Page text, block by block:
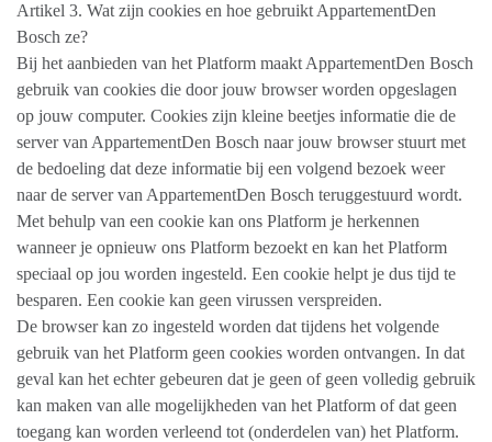
Artikel 3. Wat zijn cookies en hoe gebruikt AppartementDen
Bosch ze?
Bij het aanbieden van het Platform maakt AppartementDen Bosch
gebruik van cookies die door jouw browser worden opgeslagen
op jouw computer. Cookies zijn kleine beetjes informatie die de
server van AppartementDen Bosch naar jouw browser stuurt met
de bedoeling dat deze informatie bij een volgend bezoek weer
naar de server van AppartementDen Bosch teruggestuurd wordt.
Met behulp van een cookie kan ons Platform je herkennen
wanneer je opnieuw ons Platform bezoekt en kan het Platform
speciaal op jou worden ingesteld. Een cookie helpt je dus tijd te
besparen. Een cookie kan geen virussen verspreiden.
De browser kan zo ingesteld worden dat tijdens het volgende
gebruik van het Platform geen cookies worden ontvangen. In dat
geval kan het echter gebeuren dat je geen of geen volledig gebruik
kan maken van alle mogelijkheden van het Platform of dat geen
toegang kan worden verleend tot (onderdelen van) het Platform.